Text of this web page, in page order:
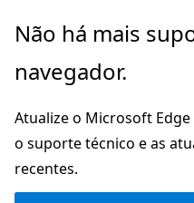
Pular
o
principal
Não há mais
navegador.
Atualize o Microsoft
o suporte técnico e as
recentes.